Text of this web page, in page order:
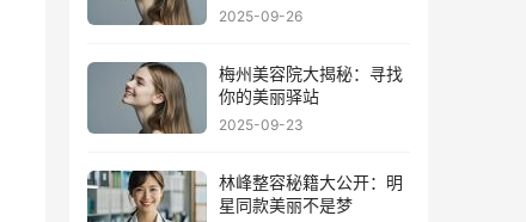
2025-09-26
梅州美容院大揭秘：寻找
你的美丽驿站
2025-09-23
林峰整容秘籍大公开：明
星同款美丽不是梦